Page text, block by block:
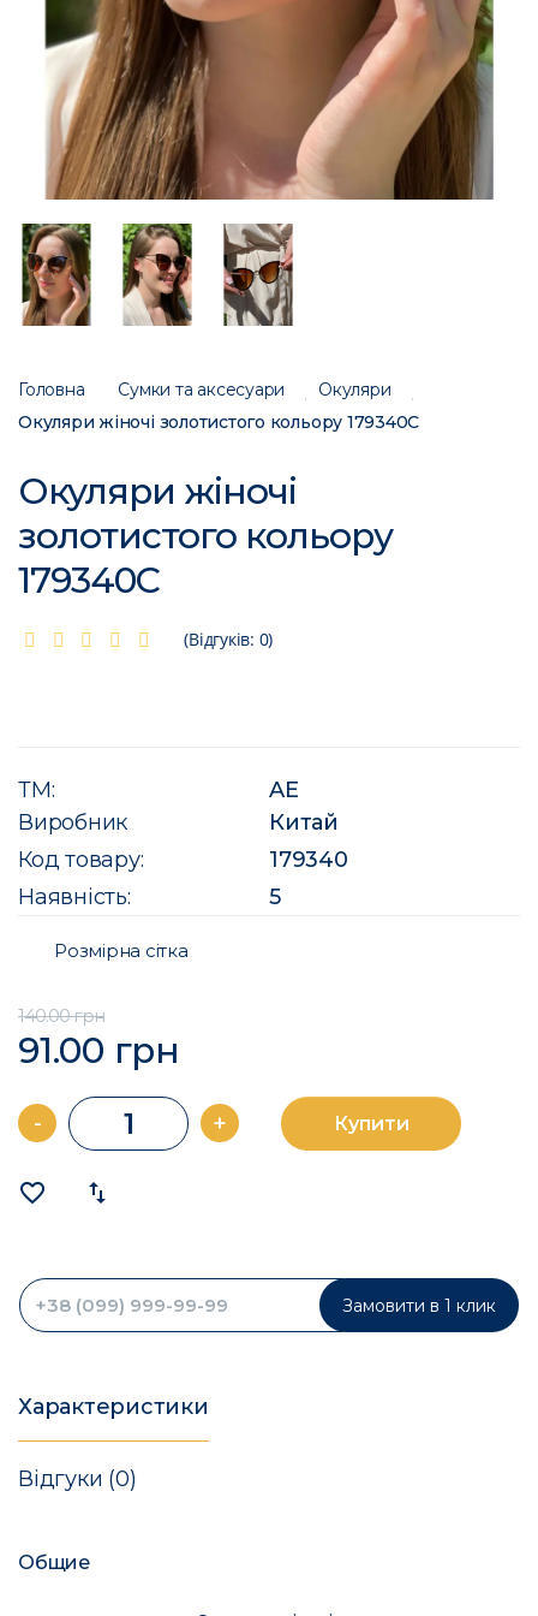
Головна Сумки та аксесуари
Окуляри
Окуляри жіночі золотистого кольору 179340C
Окуляри жіночі
золотистого кольору
179340C
(Відгуків: 0)
ТМ:
AE
Виробник
Китай
Код товару:
179340
Наявність:
5
Розмірна сітка
140.00 грн
91.00 грн
- + Купити
favorite_border import_export
Замовити в 1 клик
Характеристики
Відгуки (0)
Общие